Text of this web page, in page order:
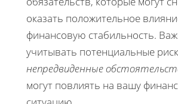
оказать положительное
финансовую стабильность.
учитывать потенциальные
непредвиденные
могут повлиять на вашу